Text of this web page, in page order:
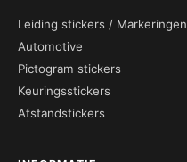
Leiding stickers / Markeringen
Automotive
Pictogram stickers
Keuringsstickers
Afstandstickers